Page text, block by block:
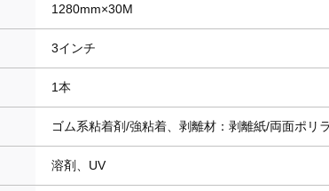
1280mm×30M
3インチ
1本
ゴム系粘着剤/強粘着、剥離材：剥離紙/両面ポリ
溶剤、UV